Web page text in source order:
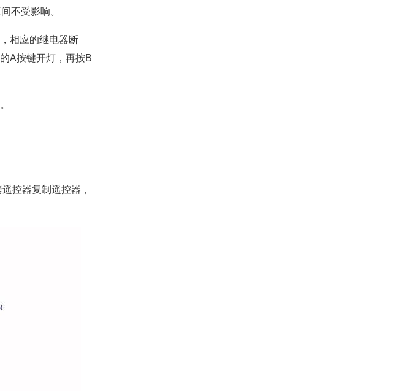
不受影响。
相应的继电器断
A按键开灯，再按B
控器复制遥控器，